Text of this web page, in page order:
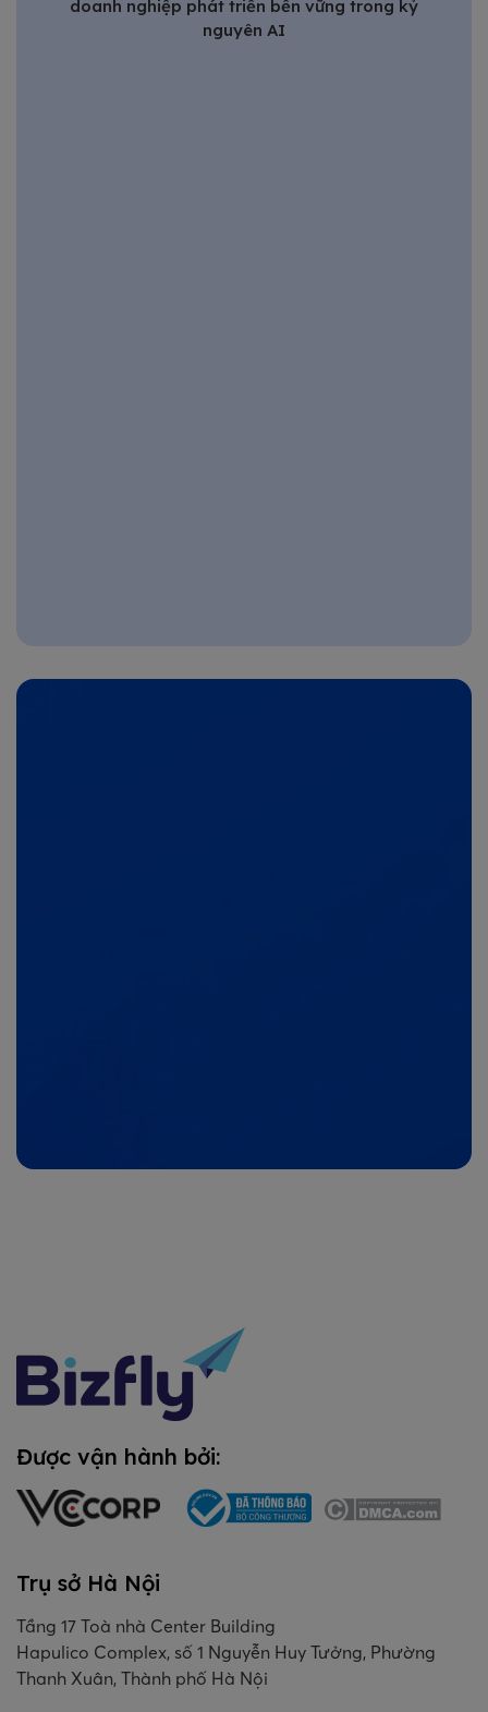
doanh nghiệp phát triển bền vững trong kỷ
nguyên AI
Được vận hành bởi:
Trụ sở Hà Nội
Tầng 17 Toà nhà Center Building
Hapulico Complex, số 1 Nguyễn Huy Tưởng, Phường
Thanh Xuân, Thành phố Hà Nội